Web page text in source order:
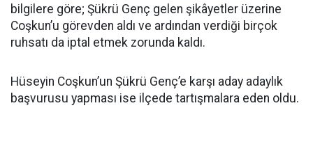
bilgilere göre; Şükrü Genç gelen şikâyetler üzerine
Coşkun’u görevden aldı ve ardından verdiği birçok
ruhsatı da iptal etmek zorunda kaldı.
Hüseyin Coşkun’un Şükrü Genç’e karşı aday adaylık
başvurusu yapması ise ilçede tartışmalara eden oldu.